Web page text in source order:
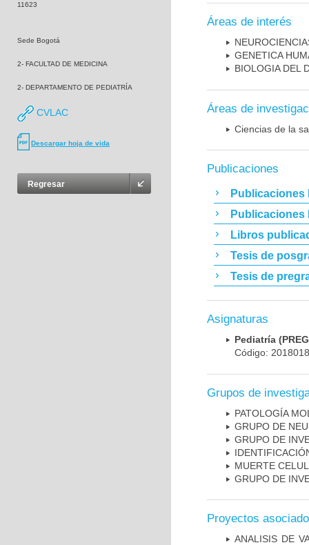
11623
Sede Bogotá
2- FACULTAD DE MEDICINA
2- DEPARTAMENTO DE PEDIATRÍA
CVLAC
Descargar hoja de vida
Regresar
Áreas de interés
GENETICA
BIOLOGIA DEL
Áreas de
Ciencias de la
Publicaciones
Publicaciones
Publicaciones
Libros
Tesis de
Tesis de
Asignaturas
Pediatría
Código:
Grupos de
PATOLOGÍA
GRUPO DE
GRUPO DE
MUERTE
GRUPO DE
Proyectos
ANALISIS DE